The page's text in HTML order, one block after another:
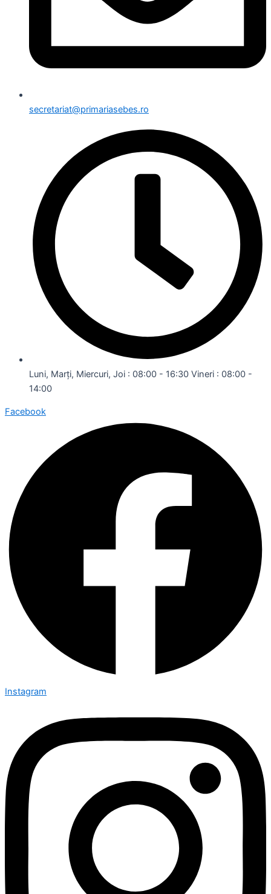
secretariat@primariasebes.ro
Luni, Marți, Miercuri, Joi : 08:00 - 16:30 Vineri : 08:00 -
14:00
Facebook
Instagram